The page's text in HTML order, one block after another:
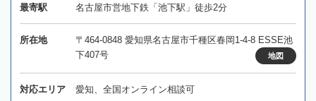
最寄駅 名古屋市営地下鉄「池下駅」徒歩2分
所在地
〒464-0848 愛知県名古屋市千種区春岡1-4-8 ESSE池
下407号
地図
対応エリア 愛知、全国オンライン相談可